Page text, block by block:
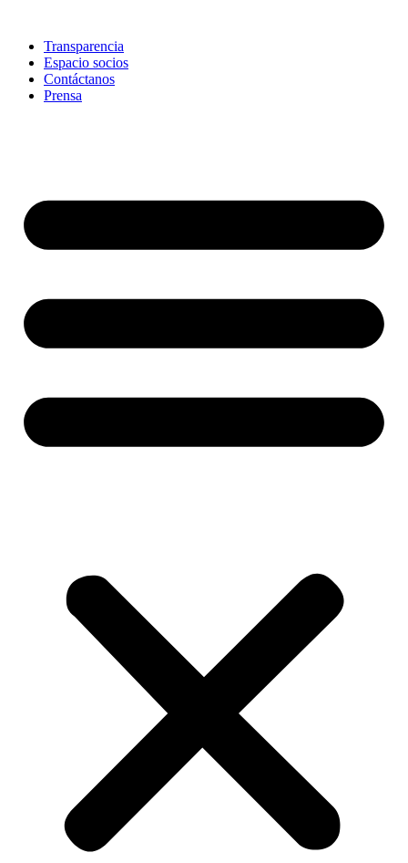
contentTransparencia
Espacio socios
Contáctanos
Prensa